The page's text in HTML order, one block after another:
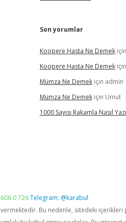
Son yorumlar
Koopere Hasta Ne Demekiçin
Koopere Hasta Ne Demekiçin
Mümza Ne Demekiçin admin
Mümza Ne Demekiçin Umut
1000 Sayısı Rakamla Nasıl
0 726Telegram: @karabul
vermektedir. Bu nedenle, sitedeki